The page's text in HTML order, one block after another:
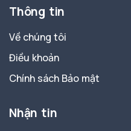
Thông tin
Về chúng tôi
Điều khoản
Chính sách Bảo mật
Nhận tin